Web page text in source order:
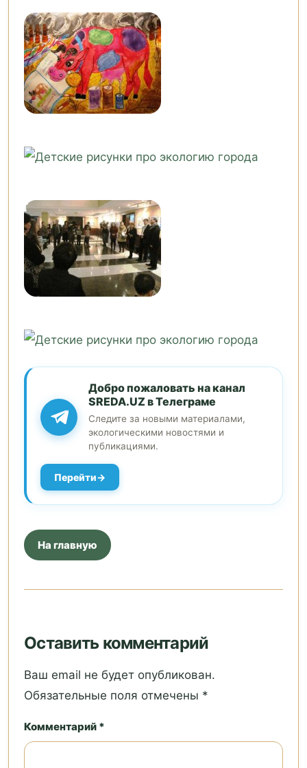
Добро пожаловать на канал
SREDA.UZ в Телеграме
Следите за новыми материалами,
экологическими новостями и
публикациями.
Перейти
На главную
Оставить комментарий
Ваш email не будет опубликован.
Обязательные поля отмечены *
Комментарий *